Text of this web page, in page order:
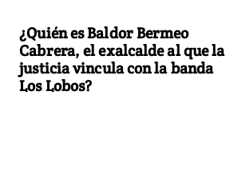
¿Quién es Baldor Bermeo
Cabrera, el exalcalde al que la
justicia vincula con la banda
Los Lobos?